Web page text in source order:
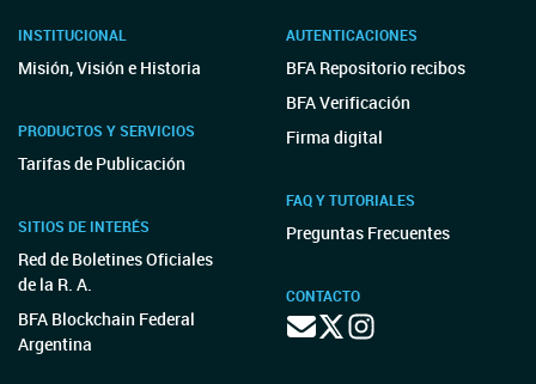
INSTITUCIONAL
Misión, Visión e Historia
PRODUCTOS Y SERVICIOS
Tarifas de Publicación
SITIOS DE INTERÉS
Red de Boletines Oficiales
de la R. A.
BFA Blockchain Federal
Argentina
AUTENTICACIONES
BFA Repositorio recibos
BFA Verificación
Firma digital
FAQ Y TUTORIALES
Preguntas Frecuentes
CONTACTO